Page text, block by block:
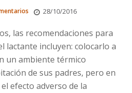
28/10/2016
las recomendaciones para
lactante incluyen: colocarlo a
un ambiente térmico
de sus padres, pero en
efecto adverso de la